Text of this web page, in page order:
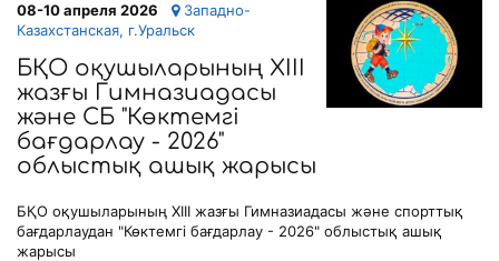
08-10 апреля 2026
Западно-
Казахстанская, г.Уральск
БҚО оқушыларының XIII
жазғы Гимназиадасы
және СБ "Көктемгі
бағдарлау - 2026"
облыстық ашық жарысы
БҚО оқушыларының XIII жазғы Гимназиадасы және спорттық
бағдарлаудан "Көктемгі бағдарлау - 2026" облыстық ашық
жарысы